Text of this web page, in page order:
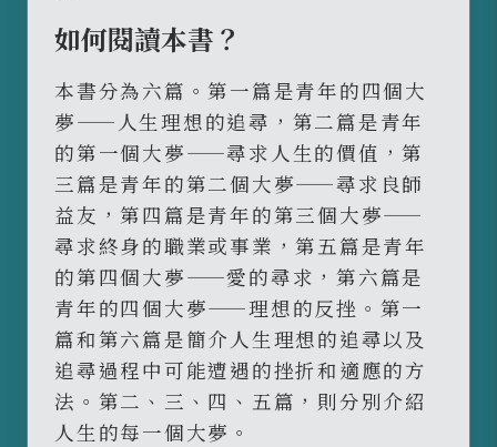
如何閱讀本書？
本書分為六篇。第一篇是青年的四個大
夢——人生理想的追尋，第二篇是青年
的第一個大夢——尋求人生的價值，第
三篇是青年的第二個大夢——尋求良師
益友，第四篇是青年的第三個大夢——
尋求終身的職業或事業，第五篇是青年
的第四個大夢——愛的尋求，第六篇是
青年的四個大夢——理想的反挫。第一
篇和第六篇是簡介人生理想的追尋以及
追尋過程中可能遭遇的挫折和適應的方
法。第二、三、四、五篇，則分別介紹
人生的每一個大夢。